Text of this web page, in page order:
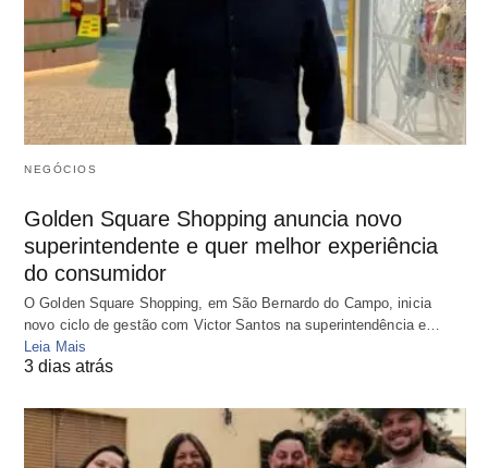
NEGÓCIOS
Golden Square Shopping anuncia novo
superintendente e quer melhor experiência
do consumidor
O Golden Square Shopping, em São Bernardo do Campo, inicia
novo ciclo de gestão com Victor Santos na superintendência e…
Leia Mais
3 dias atrás